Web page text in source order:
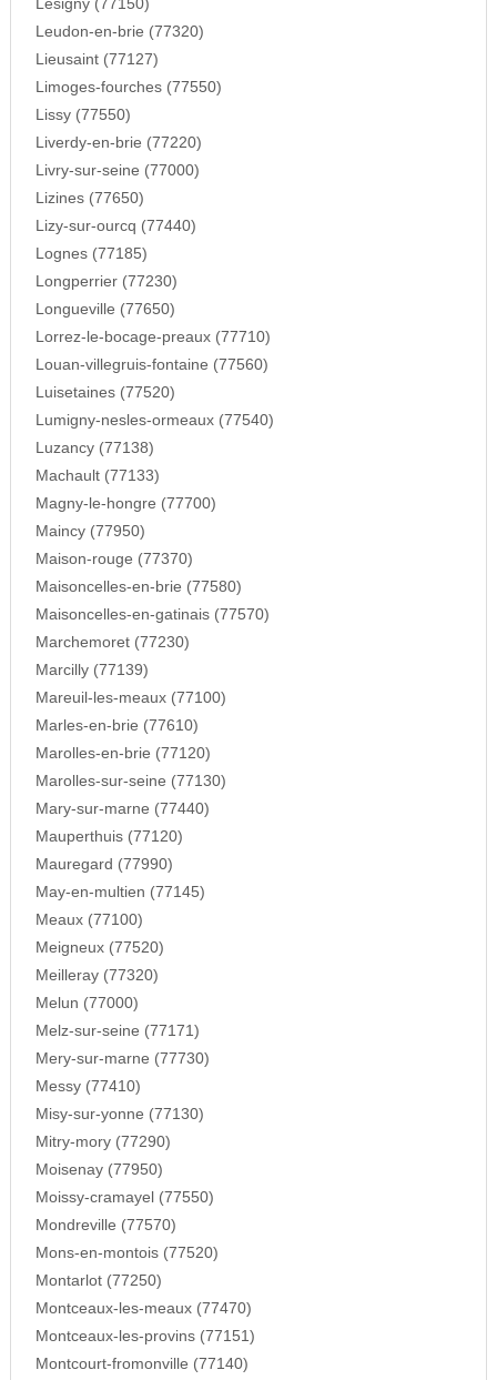
Lesigny (77150)
Leudon-en-brie (77320)
Lieusaint (77127)
Limoges-fourches (77550)
Lissy (77550)
Liverdy-en-brie (77220)
Livry-sur-seine (77000)
Lizines (77650)
Lizy-sur-ourcq (77440)
Lognes (77185)
Longperrier (77230)
Longueville (77650)
Lorrez-le-bocage-preaux (77710)
Louan-villegruis-fontaine (77560)
Luisetaines (77520)
Lumigny-nesles-ormeaux (77540)
Luzancy (77138)
Machault (77133)
Magny-le-hongre (77700)
Maincy (77950)
Maison-rouge (77370)
Maisoncelles-en-brie (77580)
Maisoncelles-en-gatinais (77570)
Marchemoret (77230)
Marcilly (77139)
Mareuil-les-meaux (77100)
Marles-en-brie (77610)
Marolles-en-brie (77120)
Marolles-sur-seine (77130)
Mary-sur-marne (77440)
Mauperthuis (77120)
Mauregard (77990)
May-en-multien (77145)
Meaux (77100)
Meigneux (77520)
Meilleray (77320)
Melun (77000)
Melz-sur-seine (77171)
Mery-sur-marne (77730)
Messy (77410)
Misy-sur-yonne (77130)
Mitry-mory (77290)
Moisenay (77950)
Moissy-cramayel (77550)
Mondreville (77570)
Mons-en-montois (77520)
Montarlot (77250)
Montceaux-les-meaux (77470)
Montceaux-les-provins (77151)
Montcourt-fromonville (77140)